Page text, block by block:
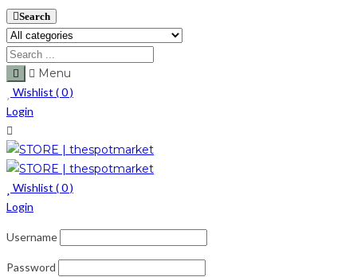
Search
Menu
Wishlist (0)
Login
Wishlist (0)
Login
Username
Password